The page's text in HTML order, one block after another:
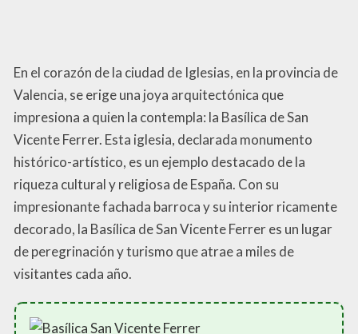
En el corazón de la ciudad de Iglesias, en la provincia de
Valencia, se erige una joya arquitectónica que
impresiona a quien la contempla: la Basílica de San
Vicente Ferrer. Esta iglesia, declarada monumento
histórico-artístico, es un ejemplo destacado de la
riqueza cultural y religiosa de España. Con su
impresionante fachada barroca y su interior ricamente
decorado, la Basílica de San Vicente Ferrer es un lugar
de peregrinación y turismo que atrae a miles de
visitantes cada año.